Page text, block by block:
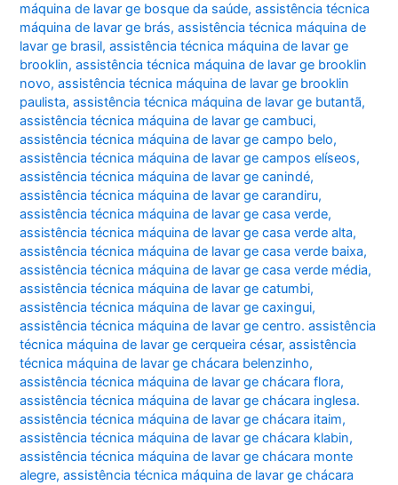
máquina de lavar ge bosque da saúde,assistência técnica
máquina de lavar ge brás,assistência técnica máquina de
lavar ge brasil,assistência técnica máquina de lavar ge
brooklin,assistência técnica máquina de lavar ge brooklin
novo,assistência técnica máquina de lavar ge brooklin
paulista,assistência técnica máquina de lavar ge butantã,
assistência técnica máquina de lavar ge cambuci,
assistência técnica máquina de lavar ge campo belo,
assistência técnica máquina de lavar ge campos elíseos,
assistência técnica máquina de lavar ge canindé,
assistência técnica máquina de lavar ge carandiru,
assistência técnica máquina de lavar ge casa verde,
assistência técnica máquina de lavar ge casa verde alta,
assistência técnica máquina de lavar ge casa verde baixa,
assistência técnica máquina de lavar ge casa verde média,
assistência técnica máquina de lavar ge catumbi,
assistência técnica máquina de lavar ge caxingui,
assistência técnica máquina de lavar ge centro. assistência
técnica máquina de lavar ge cerqueira césar,assistência
técnica máquina de lavar ge chácara belenzinho,
assistência técnica máquina de lavar ge chácara flora,
assistência técnica máquina de lavar ge chácara inglesa.
assistência técnica máquina de lavar ge chácara itaim,
assistência técnica máquina de lavar ge chácara klabin,
assistência técnica máquina de lavar ge chácara monte
alegre,assistência técnica máquina de lavar ge chácara